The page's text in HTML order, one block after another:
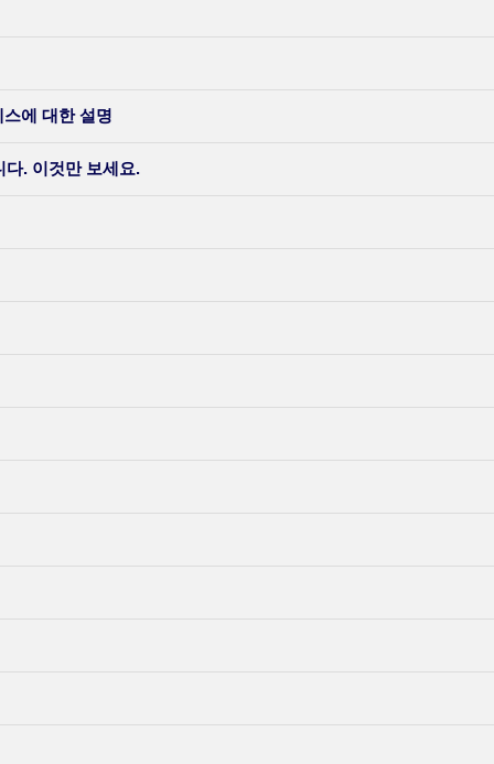
에 대한 설명
다. 이것만 보세요.